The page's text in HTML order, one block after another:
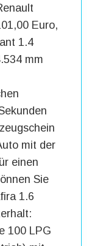
Euro,
1.4
mm
mit der
einen
Sie
1.6
100 LPG